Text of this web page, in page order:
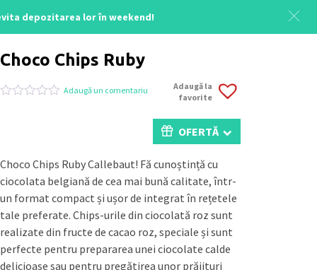
depozitarea lor în weekend!
Choco Chips Ruby
pe
a
evaluări
la
clienți
Adaugă un comentariu
Adaugă la
favorite
OFERTĂ
Choco Chips Ruby Callebaut! Fă cunoștință cu
ciocolata belgiană de cea mai bună calitate, într-
un format compact și ușor de integrat în rețetele
tale preferate. Chips-urile din ciocolată roz sunt
realizate din fructe de cacao roz, speciale și sunt
perfecte pentru prepararea unei ciocolate calde
delicioase sau pentru pregătirea unor prăjituri